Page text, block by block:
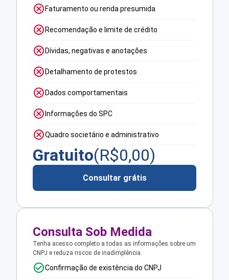
Faturamento ou renda presumida
Recomendação e limite de crédito
Dívidas, negativas e anotações
Detalhamento de protestos
Dados comportamentais
Informações do SPC
Quadro societário e administrativo
Gratuito(R$0,00)
Consultar grátis
Consulta Sob Medida
Tenha acesso completo a todas as informações sobre um
CNPJ e reduza riscos de inadimplência.
Confirmação de existência do CNPJ